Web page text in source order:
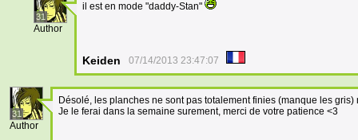
31
Author
il est en mode "daddy-Stan"
Keiden 07/14/2013 23:47:07
31
Author
Désolé, les planches ne sont pas totalement finies (manque les
Je le ferai dans la semaine surement, merci de votre patience <3